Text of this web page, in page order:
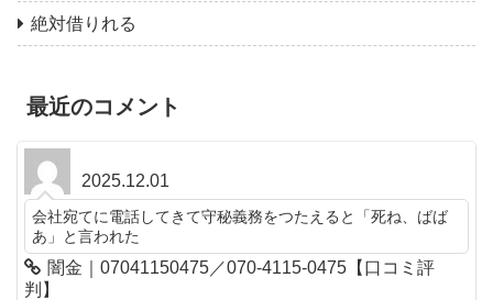
絶対借りれる
最近のコメント
2025.12.01
会社宛てに電話してきて守秘義務をつたえると「死ね、ばば
あ」と言われた
闇金｜07041150475／070-4115-0475【口コミ評
判】